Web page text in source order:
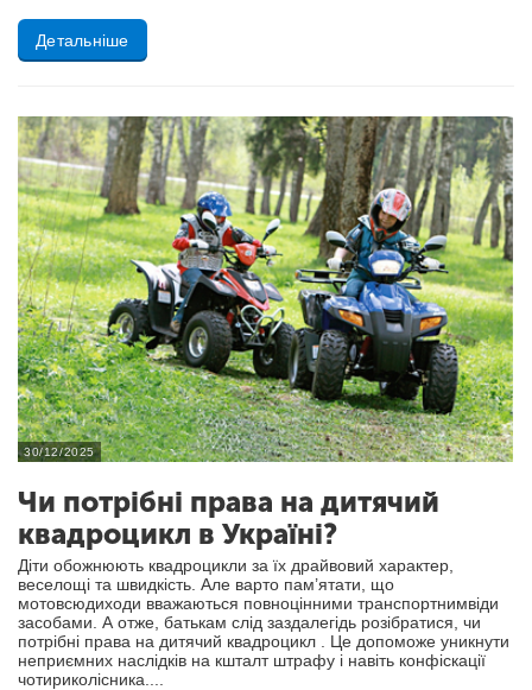
Детальніше
30/12/2025
Чи потрібні права на дитячий
квадроцикл в Україні?
Діти обожнюють квадроцикли за їх драйвовий характер,
веселощі та швидкість. Але варто пам’ятати, що
мотовсюдиходи вважаються повноцінними транспортнимвіди
засобами. А отже, батькам слід заздалегідь розібратися, чи
потрібні права на дитячий квадроцикл . Це допоможе уникнути
неприємних наслідків на кшталт штрафу і навіть конфіскації
чотириколісника....